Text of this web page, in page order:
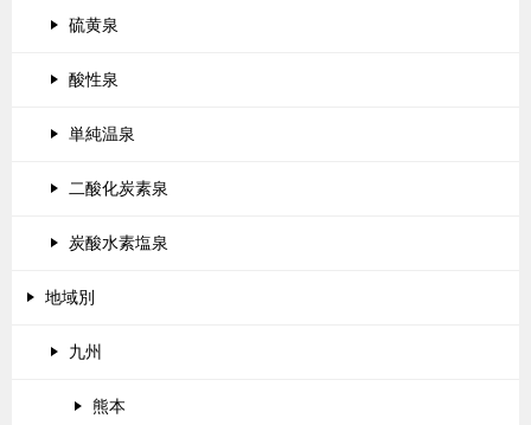
硫黄泉
酸性泉
単純温泉
二酸化炭素泉
炭酸水素塩泉
地域別
九州
熊本